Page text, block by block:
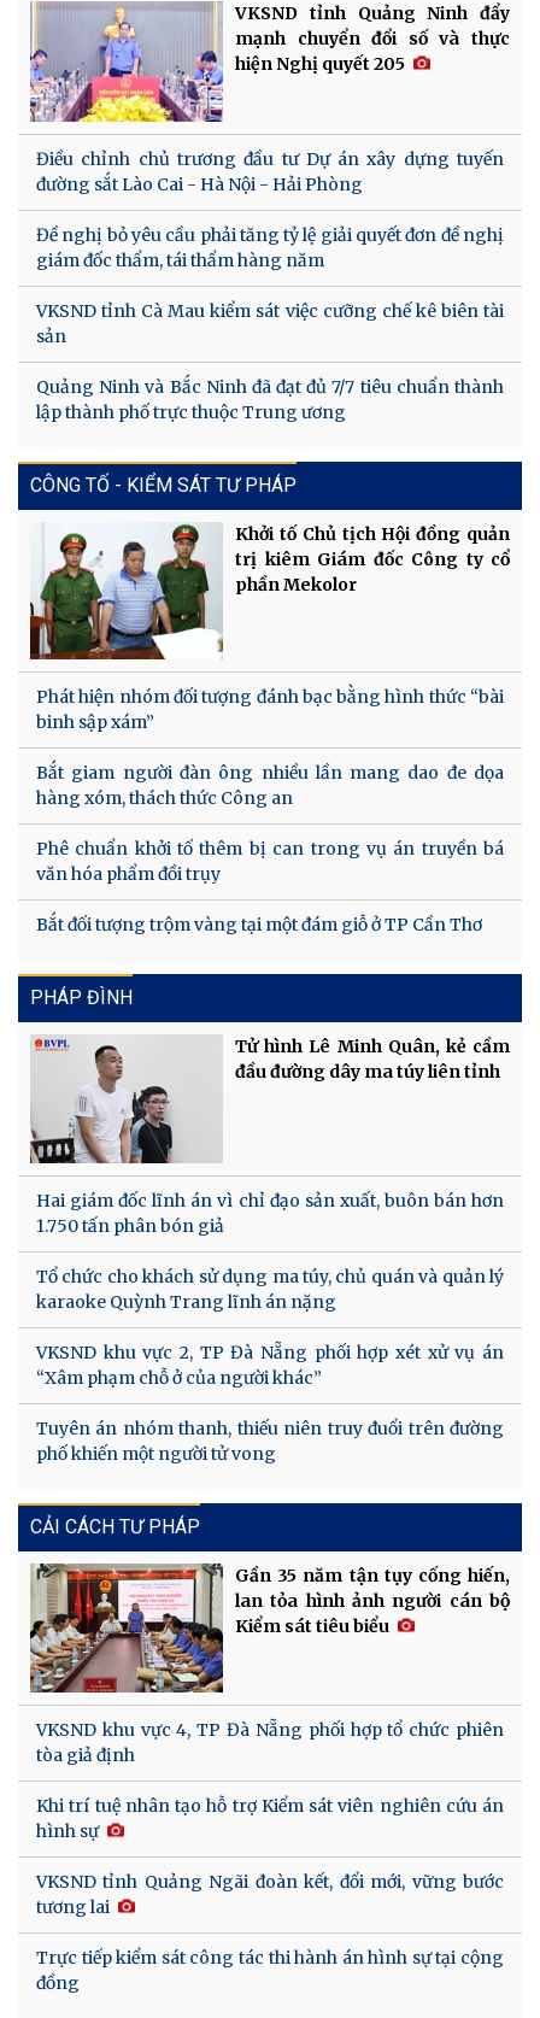
VKSND tỉnh Quảng Ninh đẩy
mạnh chuyển đổi số và thực
hiện Nghị quyết 205
Điều chỉnh chủ trương đầu tư Dự án xây dựng tuyến
đường sắt Lào Cai - Hà Nội - Hải Phòng
Đề nghị bỏ yêu cầu phải tăng tỷ lệ giải quyết đơn đề nghị
giám đốc thẩm, tái thẩm hàng năm
VKSND tỉnh Cà Mau kiểm sát việc cưỡng chế kê biên tài
sản
Quảng Ninh và Bắc Ninh đã đạt đủ 7/7 tiêu chuẩn thành
lập thành phố trực thuộc Trung ương
CÔNG TỐ - KIỂM SÁT TƯ PHÁP
Khởi tố Chủ tịch Hội đồng quản
trị kiêm Giám đốc Công ty cổ
phần Mekolor
Phát hiện nhóm đối tượng đánh bạc bằng hình thức “bài
binh sập xám”
Bắt giam người đàn ông nhiều lần mang dao đe dọa
hàng xóm, thách thức Công an
Phê chuẩn khởi tố thêm bị can trong vụ án truyền bá
văn hóa phẩm đồi trụy
Bắt đối tượng trộm vàng tại một đám giỗ ở TP Cần Thơ
PHÁP ĐÌNH
Tử hình Lê Minh Quân, kẻ cầm
đầu đường dây ma túy liên tỉnh
Hai giám đốc lĩnh án vì chỉ đạo sản xuất, buôn bán hơn
1.750 tấn phân bón giả
Tổ chức cho khách sử dụng ma túy, chủ quán và quản lý
karaoke Quỳnh Trang lĩnh án nặng
VKSND khu vực 2, TP Đà Nẵng phối hợp xét xử vụ án
“Xâm phạm chỗ ở của người khác”
Tuyên án nhóm thanh, thiếu niên truy đuổi trên đường
phố khiến một người tử vong
CẢI CÁCH TƯ PHÁP
Gần 35 năm tận tụy cống hiến,
lan tỏa hình ảnh người cán bộ
Kiểm sát tiêu biểu
VKSND khu vực 4, TP Đà Nẵng phối hợp tổ chức phiên
tòa giả định
Khi trí tuệ nhân tạo hỗ trợ Kiểm sát viên nghiên cứu án
hình sự
VKSND tỉnh Quảng Ngãi đoàn kết, đổi mới, vững bước
tương lai
Trực tiếp kiểm sát công tác thi hành án hình sự tại cộng
đồng